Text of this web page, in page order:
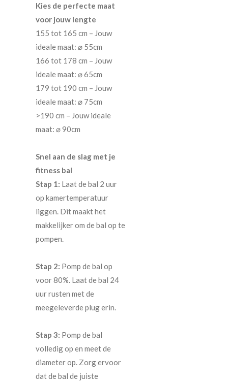
Kies de perfecte maat
voor jouw lengte
155 tot 165 cm – Jouw
ideale maat: ⌀ 55cm
166 tot 178 cm – Jouw
ideale maat: ⌀ 65cm
179 tot 190 cm – Jouw
ideale maat: ⌀ 75cm
>190 cm – Jouw ideale
maat: ⌀ 90cm
Snel aan de slag met je
fitness bal
Stap 1: Laat de bal 2 uur
op kamertemperatuur
liggen. Dit maakt het
makkelijker om de bal op te
pompen.
Stap 2: Pomp de bal op
voor 80%. Laat de bal 24
uur rusten met de
meegeleverde plug erin.
Stap 3: Pomp de bal
volledig op en meet de
diameter op. Zorg ervoor
dat de bal de juiste